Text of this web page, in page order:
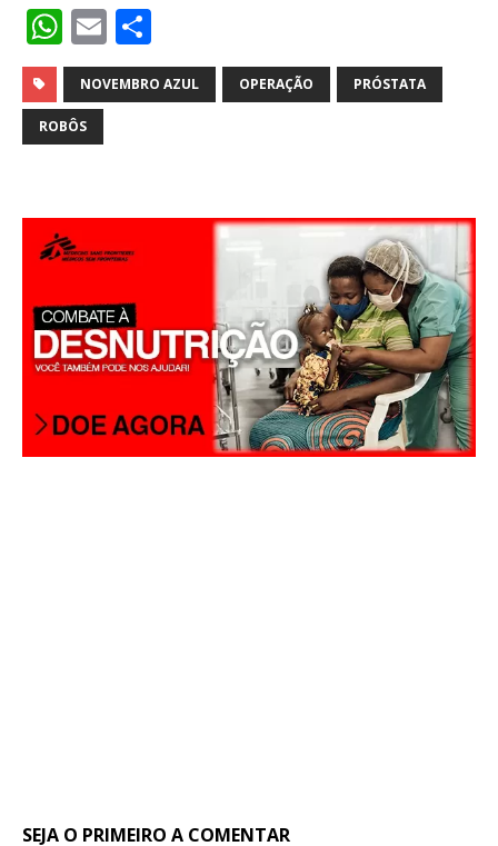
W
h
at
s
p
E
m
ai
h
ar
NOVEMBRO AZUL OPERAÇÃO PRÓSTATA
ROBÔS
SEJA O PRIMEIRO A COMENTAR